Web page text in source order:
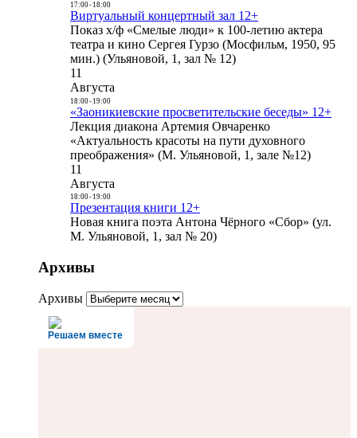
17:00- 18:00
Виртуальный концертный зал 12+
Показ х/ф «Смелые люди» к 100-летию актера
театра и кино Сергея Гурзо (Мосфильм, 1950, 95
мин.) (Ульяновой, 1, зал № 12)
11
Августа
18:00- 19:00
«Заоникиевские просветительские беседы» 12+
Лекция диакона Артемия Овчаренко
«Актуальность красоты на пути духовного
преображения» (М. Ульяновой, 1, зале №12)
11
Августа
18:00- 19:00
Презентация книги 12+
Новая книга поэта Антона Чёрного «Сбор» (ул.
М. Ульяновой, 1, зал № 20)
Архивы
Архивы
Решаем вместе